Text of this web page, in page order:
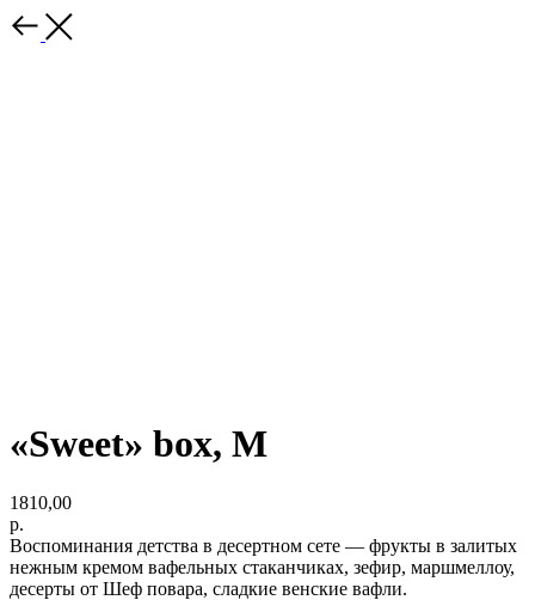
«Sweet» box, М
1810,00
р.
Воспоминания детства в десертном сете — фрукты в залитых
нежным кремом вафельных стаканчиках, зефир, маршмеллоу,
десерты от Шеф повара, сладкие венские вафли.